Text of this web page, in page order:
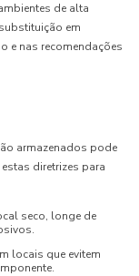
de alta
em
e nas recomendações
armazenados pode
diretrizes para
seco, longe de
locais que evitem